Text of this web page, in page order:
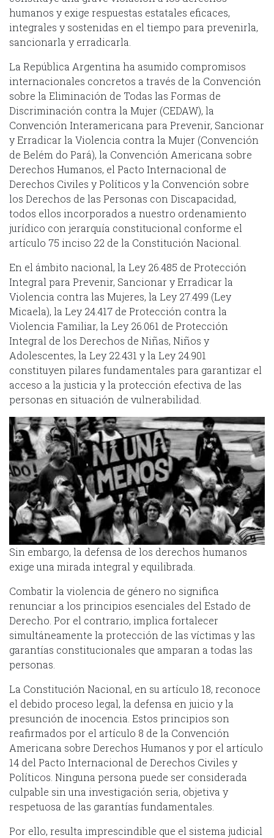
humanos y exige respuestas estatales eficaces,
integrales y sostenidas en el tiempo para prevenirla,
sancionarla y erradicarla.
La República Argentina ha asumido compromisos
internacionales concretos a través de la Convención
sobre la Eliminación de Todas las Formas de
Discriminación contra la Mujer (CEDAW), la
Convención Interamericana para Prevenir, Sancionar
y Erradicar la Violencia contra la Mujer (Convención
de Belém do Pará), la Convención Americana sobre
Derechos Humanos, el Pacto Internacional de
Derechos Civiles y Políticos y la Convención sobre
los Derechos de las Personas con Discapacidad,
todos ellos incorporados a nuestro ordenamiento
jurídico con jerarquía constitucional conforme el
artículo 75 inciso 22 de la Constitución Nacional.
En el ámbito nacional, la Ley 26.485 de Protección
Integral para Prevenir, Sancionar y Erradicar la
Violencia contra las Mujeres, la Ley 27.499 (Ley
Micaela), la Ley 24.417 de Protección contra la
Violencia Familiar, la Ley 26.061 de Protección
Integral de los Derechos de Niñas, Niños y
Adolescentes, la Ley 22.431 y la Ley 24.901
constituyen pilares fundamentales para garantizar el
acceso a la justicia y la protección efectiva de las
personas en situación de vulnerabilidad.
Sin embargo, la defensa de los derechos humanos
exige una mirada integral y equilibrada.
Combatir la violencia de género no significa
renunciar a los principios esenciales del Estado de
Derecho. Por el contrario, implica fortalecer
simultáneamente la protección de las víctimas y las
garantías constitucionales que amparan a todas las
personas.
La Constitución Nacional, en su artículo 18, reconoce
el debido proceso legal, la defensa en juicio y la
presunción de inocencia. Estos principios son
reafirmados por el artículo 8 de la Convención
Americana sobre Derechos Humanos y por el artículo
14 del Pacto Internacional de Derechos Civiles y
Políticos. Ninguna persona puede ser considerada
culpable sin una investigación seria, objetiva y
respetuosa de las garantías fundamentales.
Por ello, resulta imprescindible que el sistema judicial